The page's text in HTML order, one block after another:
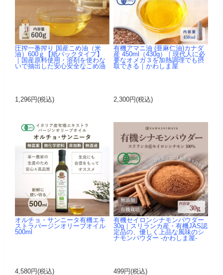
圧搾一番搾り 国産こめ油（米
油）600ｇ【紙パックタイプ】
｜国産原料使用・溶剤を使わな
いで抽出した安心安全なこめ油
1,296円(税込)
有機アマニ油 (亜麻仁油)カナダ
産 450ml（430g）｜現代人に必
要なオメガ３を加熱調理でも摂
取できる｜かわしま屋
2,300円(税込)
オルチョ・サンニータ有機エキ
ストラバージンオリーブオイル
500ml
4,580円(税込)
有機セイロンシナモンパウダー
30g｜スリランカ産・有機JAS認
定品の、優しく上品な風味のシ
ナモンパウダー -かわしま屋-
499円(税込)